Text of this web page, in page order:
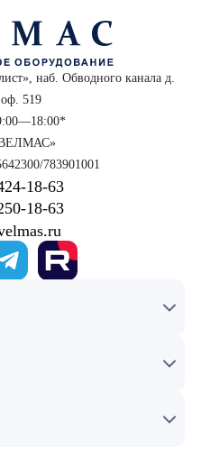
наб. Обводного канала д.
519
783901001